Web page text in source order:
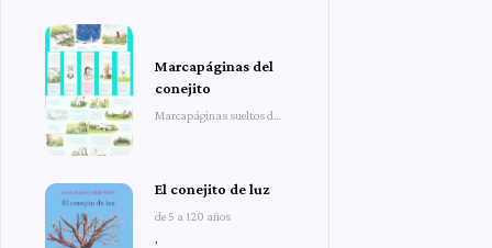
Marcapáginas del
conejito
Marcapáginas sueltos del
El conejito de luz
de 5 a 120 años
,